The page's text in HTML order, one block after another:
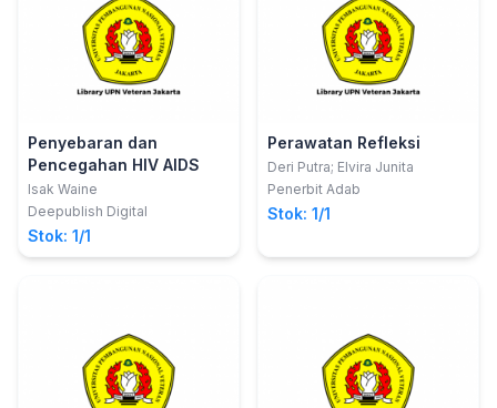
Penyebaran dan
Pencegahan HIV AIDS
Isak Waine
Deepublish Digital
Stok: 1/1
Perawatan Refleksi
Deri Putra; Elvira Junita
Penerbit Adab
Stok: 1/1